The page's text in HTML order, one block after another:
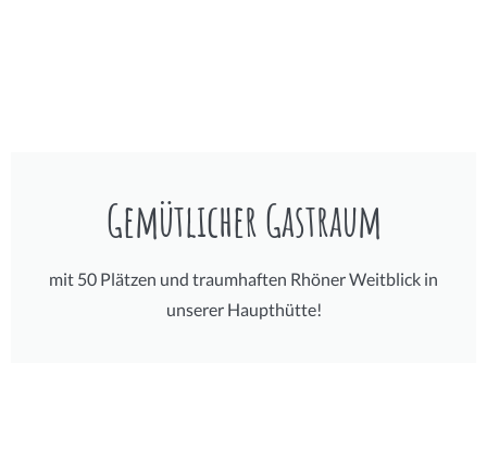
Gemütlicher Gastraum
mit 50 Plätzen und traumhaften Rhöner Weitblick in
unserer Haupthütte!